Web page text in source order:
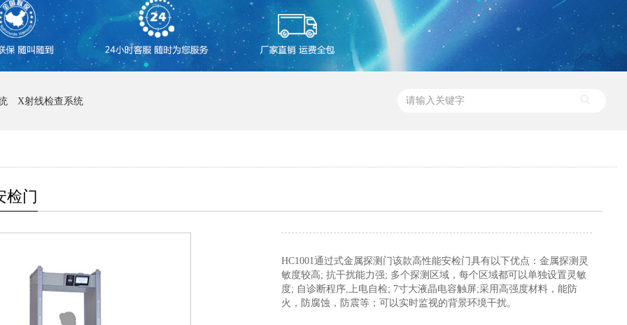
X射线检查系统
检门
HC1001通过式金属探测门该款高性能安检门具有以下优点：金属探测灵
敏度较高; 抗干扰能力强; 多个探测区域，每个区域都可以单独设置灵敏
度; 自诊断程序,上电自检; 7寸大液晶电容触屏;采用高强度材料，能防
火，防腐蚀，防震等；可以实时监视的背景环境干扰。